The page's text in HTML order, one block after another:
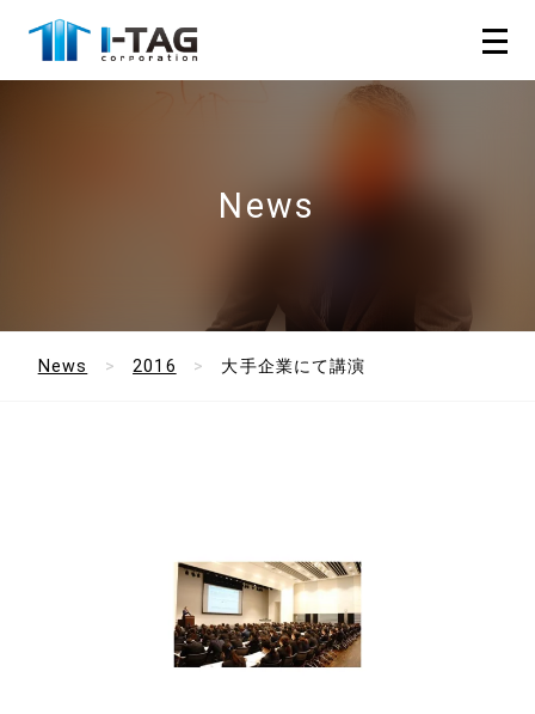
News
News 2016 大手企業にて講演